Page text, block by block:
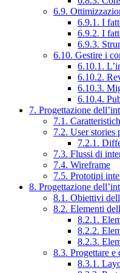
6.9.
6.9.1. I
6.9.2. I
6.9.3.
6.10. Gestire i
6.10.1.
6.10.2.
6.10.3.
6.10.4.
7. Progettazione
7.1.
7.2. User stories
7.2.1.
7.3. Flussi di
7.4. Wireframe
7.5. Prototipi
8. Progettazione
8.1. Obiettivi
8.2. Elementi
8.2.1.
8.2.2.
8.2.3.
8.3. Progettare e
8.3.1.